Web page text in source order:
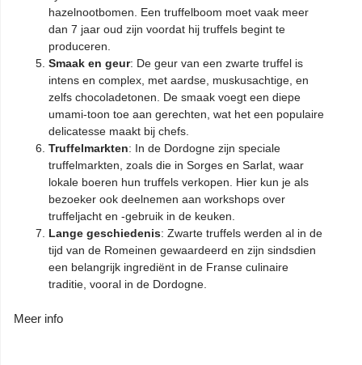
hazelnootbomen. Een truffelboom moet vaak meer
dan 7 jaar oud zijn voordat hij truffels begint te
produceren.
Smaak en geur: De geur van een zwarte truffel is
intens en complex, met aardse, muskusachtige, en
zelfs chocoladetonen. De smaak voegt een diepe
umami-toon toe aan gerechten, wat het een populaire
delicatesse maakt bij chefs.
Truffelmarkten: In de Dordogne zijn speciale
truffelmarkten, zoals die in Sorges en Sarlat, waar
lokale boeren hun truffels verkopen. Hier kun je als
bezoeker ook deelnemen aan workshops over
truffeljacht en -gebruik in de keuken.
Lange geschiedenis: Zwarte truffels werden al in de
tijd van de Romeinen gewaardeerd en zijn sindsdien
een belangrijk ingrediënt in de Franse culinaire
traditie, vooral in de Dordogne.
Meer info